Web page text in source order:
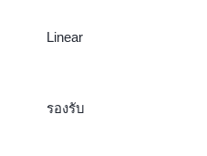
Linear
รองรับ